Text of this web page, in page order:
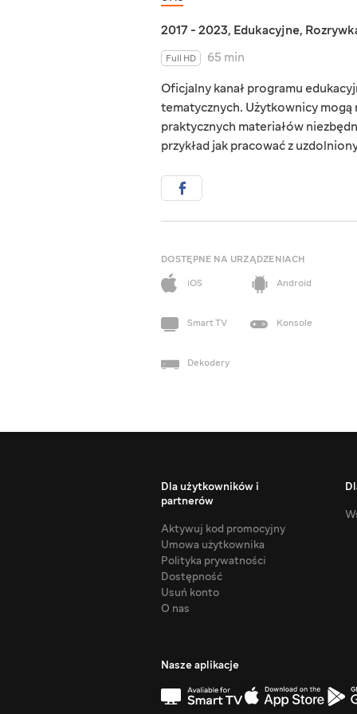
2017 - 2023, Edukacyjne,
Full HD
65 min
Oficjalny kanał programu
tematycznych. Użytkownicy
praktycznych materiałów
przykład jak pracować z
DOSTĘPNE NA URZĄDZENIACH
iOS
Android
Smart TV Konsole
Dekodery
Dla użytkowników i
partnerów
Aktywuj kod promocyjny
Umowa użytkownika
Polityka prywatności
Dostępność
Usuń konto
O nas
Nasze aplikacje